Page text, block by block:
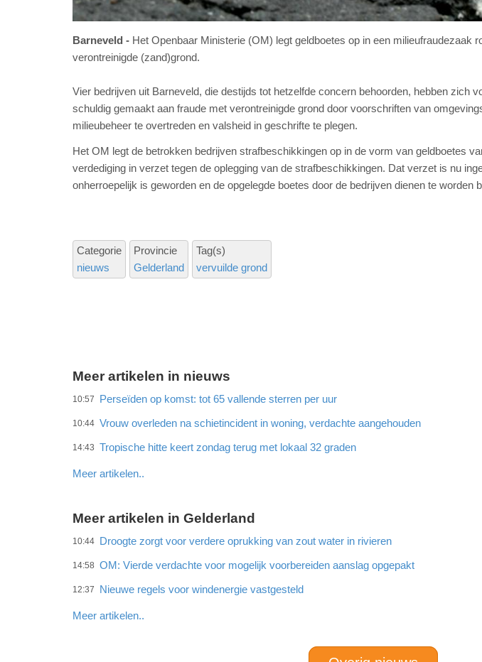
Barneveld
Het Openbaar Ministerie (OM) legt geldboetes op in een milieufraudezaak
verontreinigde (zand)grond.
Vier bedrijven uit Barneveld, die destijds tot hetzelfde concern behoorden, hebben zich
schuldig gemaakt aan fraude met verontreinigde grond door voorschriften van
milieubeheer te overtreden en valsheid in geschrifte te plegen.
Het OM legt de betrokken bedrijven strafbeschikkingen op in de vorm van geldboetes
verdediging in verzet tegen de oplegging van de strafbeschikkingen. Dat verzet is nu
onherroepelijk is geworden en de opgelegde boetes door de bedrijven dienen te worden
Categorie
nieuws
Provincie
Gelderland
Tag(s)
vervuilde grond
Meer artikelen in nieuws
10:57 Perseïden op komst: tot 65 vallende sterren per uur
10:44 Vrouw overleden na schietincident in woning, verdachte aangehouden
14:43 Tropische hitte keert zondag terug met lokaal 32 graden
Meer artikelen..
Meer artikelen in Gelderland
10:44 Droogte zorgt voor verdere oprukking van zout water in rivieren
14:58 OM: Vierde verdachte voor mogelijk voorbereiden aanslag opgepakt
12:37 Nieuwe regels voor windenergie vastgesteld
Meer artikelen..